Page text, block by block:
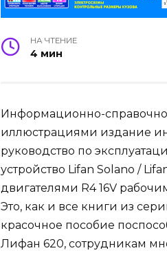
НА ЧТЕНИЕ
4 мин
Информационно-
иллюстрациями издание
руководство по
устройство Lifan Solano /
двигателями R4 16V
Это, как и все книги из
красочное пособие
Лифан 620, сотрудникам